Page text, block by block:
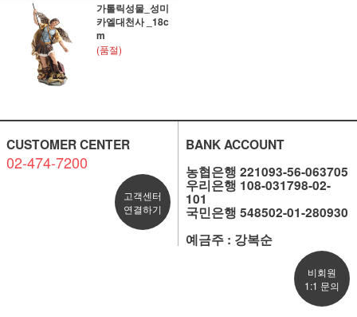
가톨릭성물_성미
카엘대천사 _18c
m
(품절)
CUSTOMER CENTER
02-474-7200
고객센터
연결하기
BANK ACCOUNT
농협은행 221093-56-063705
우리은행 108-031798-02-
101
국민은행 548502-01-280930
예금주 : 강복순
비회원
1:1 문의